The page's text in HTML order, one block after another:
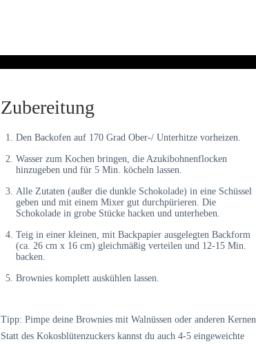
Zubereitung
Den Backofen auf 170 Grad Ober-/ Unterhitze vorheizen.
Wasser zum Kochen bringen, die Azukibohnenflocken
hinzugeben und für 5 Min. köcheln lassen.
Alle Zutaten (außer die dunkle Schokolade) in eine Schüssel
geben und mit einem Mixer gut durchpürieren. Die
Schokolade in grobe Stücke hacken und unterheben.
Teig in einer kleinen, mit Backpapier ausgelegten Backform
(ca. 26 cm x 16 cm) gleichmäßig verteilen und 12-15 Min.
backen.
Brownies komplett auskühlen lassen.
Tipp: Pimpe deine Brownies mit Walnüssen oder anderen Kernen.
Statt des Kokosblütenzuckers kannst du auch 4-5 eingeweichte